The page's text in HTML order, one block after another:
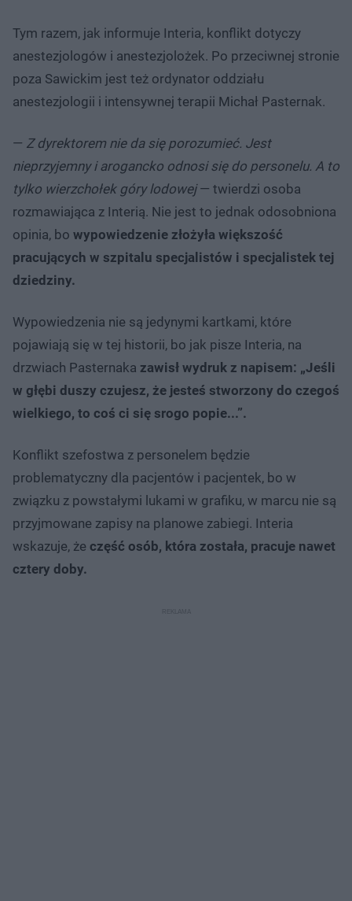
Tym razem, jak informuje Interia, konflikt dotyczy
anestezjologów i anestezjolożek. Po przeciwnej stronie
poza Sawickim jest też ordynator oddziału
anestezjologii i intensywnej terapii Michał Pasternak.
— Z dyrektorem nie da się porozumieć. Jest
nieprzyjemny i arogancko odnosi się do personelu. A to
tylko wierzchołek góry lodowej— twierdzi osoba
rozmawiająca z Interią. Nie jest to jednak odosobniona
opinia, bo wypowiedzenie złożyła większość
pracujących w szpitalu specjalistów i specjalistek tej
dziedziny.
Wypowiedzenia nie są jedynymi kartkami, które
pojawiają się w tej historii, bo jak pisze Interia, na
drzwiach Pasternaka zawisł wydruk z napisem: „Jeśli
w głębi duszy czujesz, że jesteś stworzony do czegoś
wielkiego, to coś ci się srogo popie...”.
Konflikt szefostwa z personelem będzie
problematyczny dla pacjentów i pacjentek, bo w
związku z powstałymi lukami w grafiku, w marcu nie są
przyjmowane zapisy na planowe zabiegi. Interia
wskazuje, że część osób, która została, pracuje nawet
cztery doby.